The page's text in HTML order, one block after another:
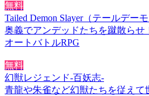
無料
Tailed Demon Slayer（テールデー
奥義でアンデッドたちを蹴散らせ
オートバトルRPG
無料
幻獣レジェンド-百妖志-
青龍や朱雀など幻獣たちを従えて